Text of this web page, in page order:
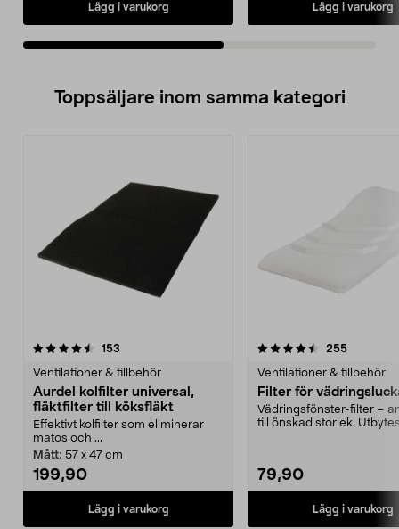
Lägg i varukorg Lägg i varukorg
Toppsäljare inom samma kategori
153
Ventilationer & tillbehör
Aurdel kolfilter universal,
fläktfilter till köksfläkt
Effektivt kolfilter som eliminerar
matos och ...
Mått: 57 x 47 cm
199,90
Lägg i varukorg
4.5 av 5 stjärnor 255
Ventilationer & tillbehör
Filter för
Vädringsfönster-filter –
till önskad storlek.
79,90
Lägg i varukorg
4.5 av 5 stjärnor